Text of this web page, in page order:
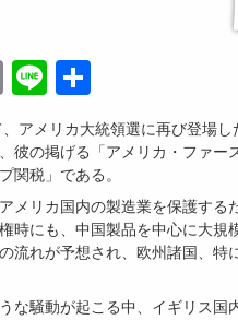
Email
Line
有
アメリカ大統領選に再び登場
彼の掲げる「アメリカ・ファ
関税」である。
メリカ国内の製造業を保護す
時にも、中国製品を中心に大
流れが予想され、欧州諸国、
な騒動が起こる中、イギリス